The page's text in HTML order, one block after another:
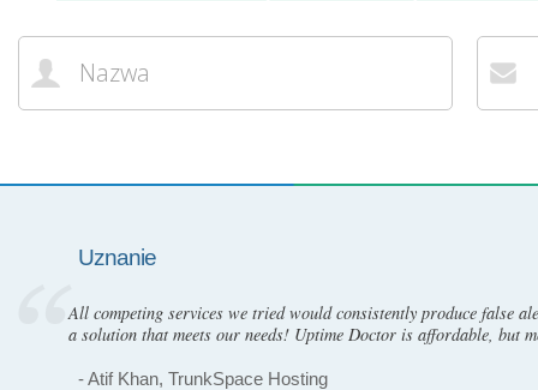
Uznanie
All competing services we tried would consistently produce false
a solution that meets our needs! Uptime Doctor is affordable, but
- Atif Khan, TrunkSpace Hosting